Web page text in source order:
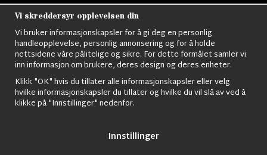
Nordens största utbud av
kläder,Militärtöverskott, Militärutrustning, Ordningsvakt
utrustning,väktarkläder,Militärbyxor,Militärjackor,M65
Jackor,Bomberjackor,Militärkängor,Militära Ryggsäckar,Vintage Army
kläder,Sjömanskläder,Paracord,Gasmask,Ghillie
Militärknivar Knivhandskar Natotröjor
Vi skreddersyr opplevelsen din
Vi bruker informasjonskapsler for å gi deg en personlig
handleopplevelse, personlig annonsering og for å holde
nettsidene våre pålitelige og sikre. For dette formålet samler vi
inn informasjon om brukere, deres design og deres enheter.
Klikk "OK" hvis du tillater alle informasjonskapsler eller velg
hvilke informasjonskapsler du tillater og hvilke du vil slå av ved å
klikke på "Innstillinger" nedenfor.
Innstillinger